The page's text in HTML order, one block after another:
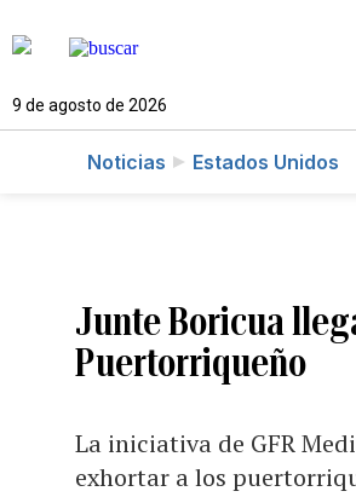
9 de agosto de 2026
Noticias Estados Unidos
Junte Boricua
Puertorriqueño
La iniciativa de GFR
exhortar a los